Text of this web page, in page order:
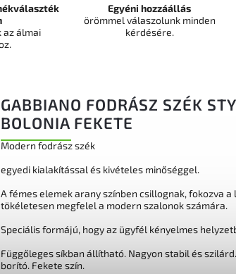
GABBIANO FODRÁSZ SZÉK
BOLONIA FEKETE
Modern fodrász szék
egyedi kialakítással és kivételes minőséggel.
A fémes elemek arany színben csillognak, fokozva
tökéletesen megfelel a modern szalonok számára.
Speciális formájú, hogy az ügyfél kényelmes
Függőleges síkban állítható. Nagyon stabil és
borító. Fekete szín.
az álmai
Egyéni hozzáállás
örömmel válaszolunk minden
kérdésére.